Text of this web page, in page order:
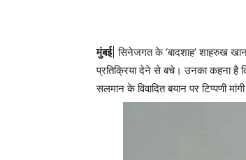
मुंबई| सिनेजगत के ‘बादशाह’ शाहरुख
प्रतिक्रिया देने से बचे। उनका कहना है
सलमान के विवादित बयान पर टिप्पणी